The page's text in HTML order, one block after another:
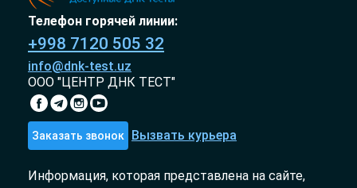
Телефон горячей линии:
+998 7120 505 32
info@dnk-test.uz
ООО "ЦЕНТР ДНК ТЕСТ"
Заказать звонок Вызвать курьера
Информация, которая представлена на сайте,